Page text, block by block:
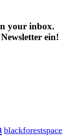
your inbox.
ein!
blackforestspace